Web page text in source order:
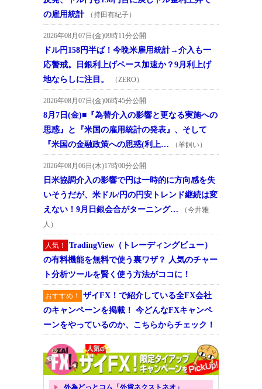
の雇用統計
（持田有紀子）
2026年08月07日(金)09時11分公開
ドル円158円半ば！今晩米雇用統計→介入も一
応警戒。日銀利上げペース加速か？9月利上げ
地ならしに注目。
（ZERO）
2026年08月07日(金)06時45分公開
8月7日(金)■『為替介入の影響と更なる実施への
思惑』と『米国の雇用統計の発表』、そして
『米国の金融政策への思惑(利上…
（羊飼い）
2026年08月06日(木)17時00分公開
日米協調介入の影響で円は一時的に方向感を失
いそうだが、米ドル/円の円安トレンド継続は変
えない！9月日銀会合がターニング…
（今井雅
人）
人気！
TradingView（トレーディングビュー）
の有料機能を無料で使う裏ワザ？ 人気のチャー
ト分析ツールを賢く使う方法がココに！
おすすめ！
ザイFX！で紹介している全FX会社
のキャンペーンを掲載！ 今どんなFXキャンペ
ーンをやっているのか、こちらからチェック！
外為どっとコム「外貨ネクストネオ」